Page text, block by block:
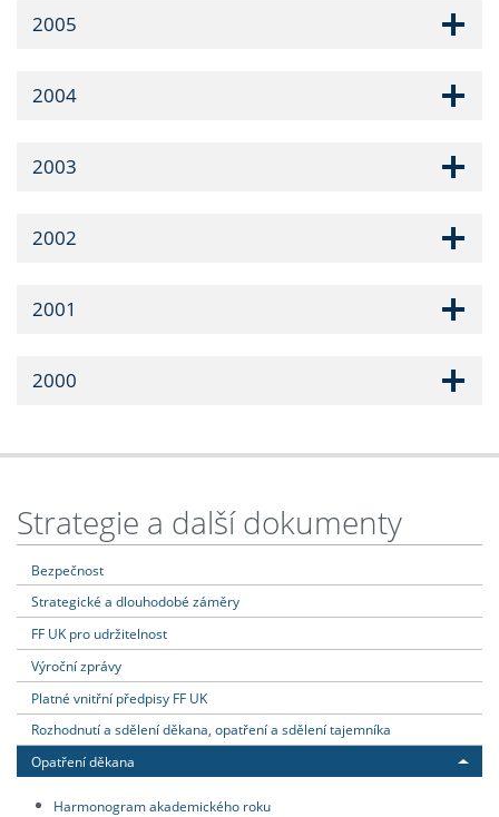
2005
2004
2003
2002
2001
2000
Strategie a další dokumenty
Bezpečnost
Strategické a dlouhodobé záměry
FF UK pro udržitelnost
Výroční zprávy
Platné vnitřní předpisy FF UK
Rozhodnutí a sdělení děkana, opatření a sdělení tajemníka
Opatření děkana
Harmonogram akademického roku